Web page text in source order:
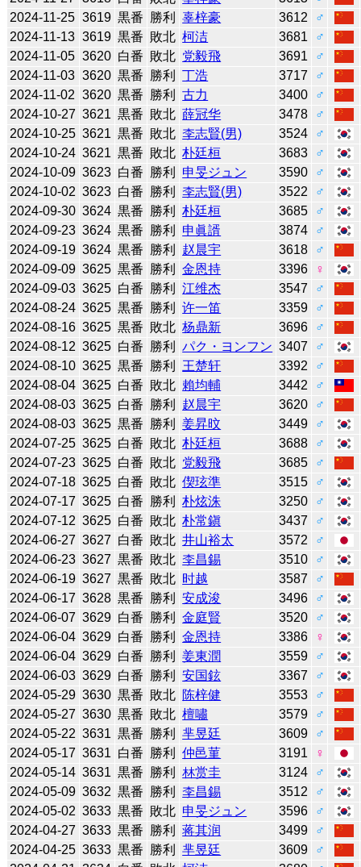
2024-11-25 3619 黒番 勝利 辜梓豪 3612
♂
2024-11-13 3619 黒番 敗北 柯洁 3681
♂
2024-11-05 3620 白番 敗北 党毅飛 3691
♂
2024-11-03 3620 黒番 勝利 丁浩 3717
♂
2024-11-02 3620 黒番 勝利 古力 3400
♂
2024-10-27 3621 黒番 敗北 薛冠华 3478
♂
2024-10-25 3621 黒番 敗北 李志賢(男) 3524
♂
2024-10-24 3621 黒番 敗北 朴廷桓 3683
♂
2024-10-09 3623 白番 勝利 申旻ジュン 3590
♂
2024-10-02 3623 白番 勝利 李志賢(男) 3522
♂
2024-09-30 3624 黒番 勝利 朴廷桓 3685
♂
2024-09-23 3624 黒番 勝利 申眞諝 3874
♂
2024-09-19 3624 黒番 勝利 赵晨宇 3618
♂
2024-09-09 3625 黒番 勝利 金恩持 3396
♀
2024-09-03 3625 白番 勝利 江维杰 3547
♂
2024-08-24 3625 黒番 勝利 许一笛 3359
♂
2024-08-16 3625 黒番 敗北 杨鼎新 3696
♂
2024-08-12 3625 白番 勝利 パク・ヨンフン 3407
♂
2024-08-10 3625 黒番 勝利 王楚轩 3392
♂
2024-08-04 3625 白番 敗北 賴均輔 3442
♂
2024-08-03 3625 白番 勝利 赵晨宇 3620
♂
2024-08-03 3625 黒番 勝利 姜昇旼 3449
♂
2024-07-25 3625 白番 敗北 朴廷桓 3688
♂
2024-07-23 3625 白番 敗北 党毅飛 3685
♂
2024-07-18 3625 白番 敗北 偰玹準 3515
♂
2024-07-17 3625 白番 勝利 朴炫洙 3250
♂
2024-07-12 3625 白番 敗北 朴常鎭 3437
♂
2024-06-27 3627 白番 敗北 井山裕太 3572
♂
2024-06-23 3627 黒番 敗北 李昌錫 3510
♂
2024-06-19 3627 黒番 敗北 时越 3587
♂
2024-06-17 3628 黒番 勝利 安成浚 3496
♂
2024-06-07 3629 白番 勝利 金庭賢 3520
♂
2024-06-04 3629 白番 勝利 金恩持 3386
♀
2024-06-04 3629 白番 勝利 姜東潤 3559
♂
2024-06-03 3629 白番 勝利 安国鉉 3367
♂
2024-05-29 3630 黒番 敗北 陈梓健 3553
♂
2024-05-27 3630 黒番 敗北 檀嘯 3579
♂
2024-05-22 3631 黒番 勝利 芈昱廷 3609
♂
2024-05-17 3631 白番 勝利 仲邑菫 3191
♀
2024-05-14 3631 黒番 勝利 林赏圭 3124
♂
2024-05-09 3632 黒番 勝利 李昌錫 3512
♂
2024-05-02 3633 黒番 敗北 申旻ジュン 3596
♂
2024-04-27 3633 黒番 勝利 蒋其润 3499
♂
2024-04-25 3633 黒番 勝利 芈昱廷 3609
♂